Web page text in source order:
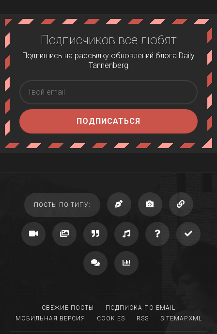
Подписчиков все любят
Подпишись на рассылку обновлений блога Daily
Tannenberg
ПОДПИСАТЬСЯ
ПОСТЫ ПО ТИПУ:
СВЕЖИЕ ПОСТЫ
ПОДПИСКА ПО EMAIL
МОБИЛЬНАЯ ВЕРСИЯ
COOKIES RSS SITEMAP.XML